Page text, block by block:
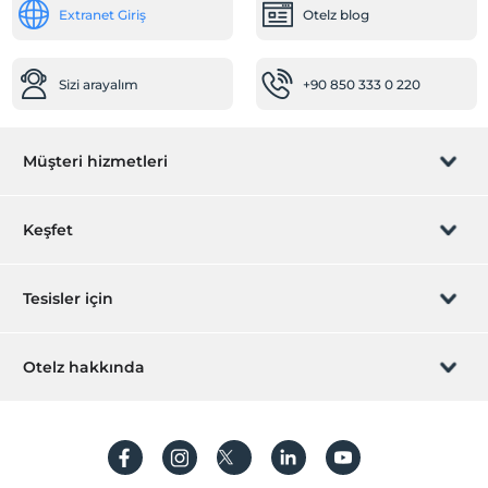
Extranet Giriş Otelz blog
Sizi arayalım +90 850 333 0 220
Müşteri hizmetleri
Rezervasyon yönet
Sıkça sorulan sorular
Keşfet
Hediye Kart
Hesap oluştur
Tesisler için
Hemen tesisinizi ekleyin
Otelz hakkında